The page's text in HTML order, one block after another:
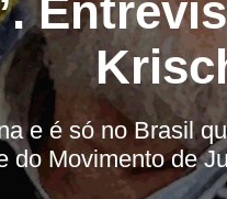
e é só no Brasil
do Movimento de